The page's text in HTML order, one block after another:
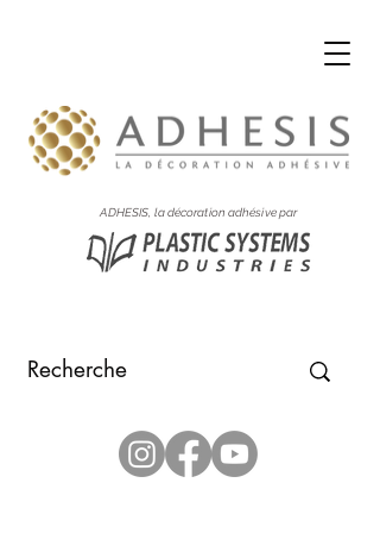
ADHESIS, la décoration adhésive par